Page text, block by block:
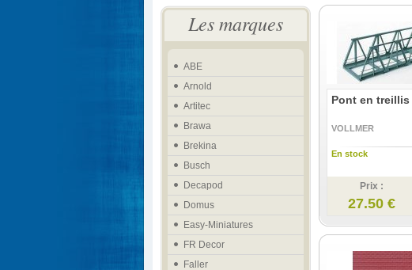
Les marques
ABE
Arnold
Artitec
Brawa
Brekina
Busch
Decapod
Domus
Easy-Miniatures
FR Decor
Faller
Pont en treillis
VOLLMER
En stock
Prix :
27.50 €